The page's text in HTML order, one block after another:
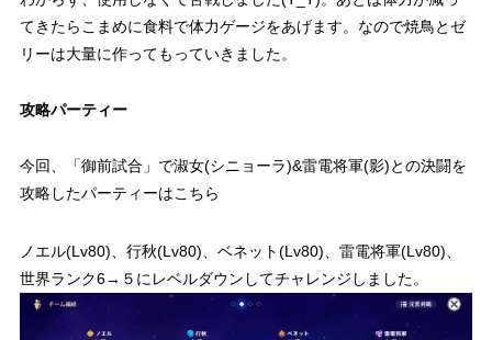
てきたらこまめに食料で体力ゲージをあげます。なので焼鳥とゼ
リーは大量に作ってもっていきました。
攻略パーティー
今回、「御前試合」で淑女(シニョーラ)&雷電将軍(影)との決闘を
攻略したパーティーはこちら
ノエル(Lv80)、行秋(Lv80)、ベネット(Lv80)、雷電将軍(Lv80)、
世界ランク6→５にレベルダウンしてチャレンジしました。